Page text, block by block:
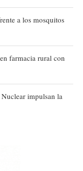
a los mosquitos
farmacia rural con
impulsan la